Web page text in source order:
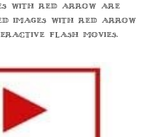
with red arrow are
images with red arrow
flash movies.